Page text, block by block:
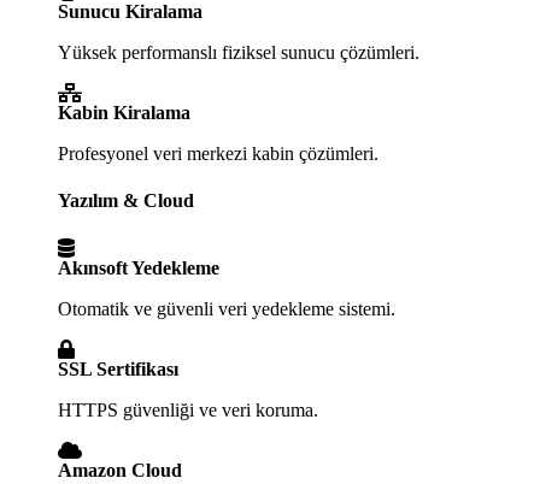
Sunucu Kiralama
Yüksek performanslı fiziksel sunucu çözümleri.
Kabin Kiralama
Profesyonel veri merkezi kabin çözümleri.
Yazılım & Cloud
Akınsoft Yedekleme
Otomatik ve güvenli veri yedekleme sistemi.
SSL Sertifikası
HTTPS güvenliği ve veri koruma.
Amazon Cloud